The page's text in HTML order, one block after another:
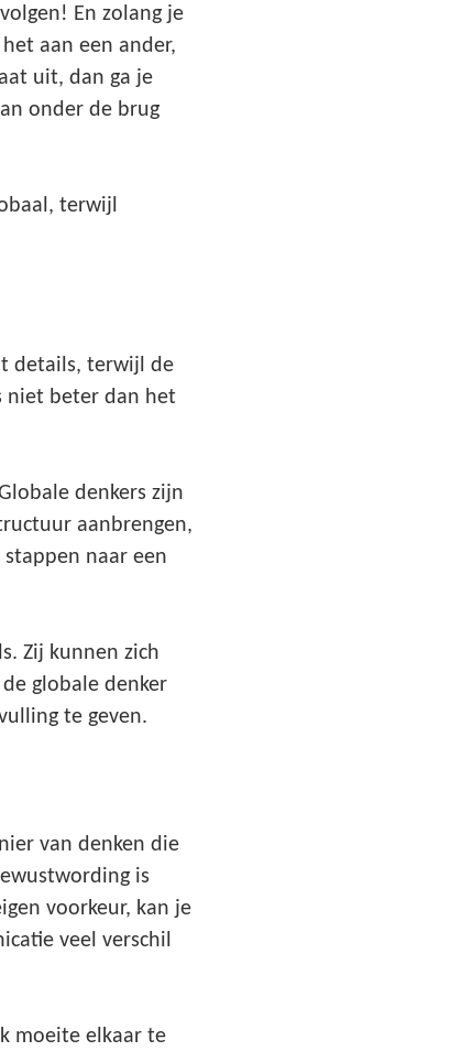
En zolang je
aan een ander,
uit, dan ga je
onder de brug
terwijl
details, terwijl de
niet beter dan het
denkers zijn
aanbrengen,
naar een
Zij kunnen zich
globale denker
te geven.
van denken die
is
voorkeur, kan je
veel verschil
moeite elkaar te